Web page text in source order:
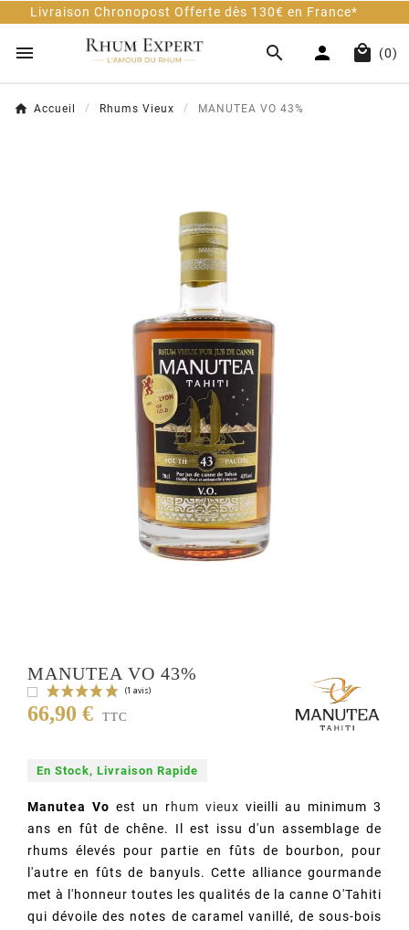
Chronopost Offerte dès 130€ en France*
    (0)
Accueil Rhums Vieux MANUTEA VO 43%
MANUTEA VO 43%
66,90 € TTC
En Stock, Livraison Rapide
Manutea Vo est un rhum vieux vieilli au minimum 3
ans en fût de chêne. Il est issu d'un assemblage de
rhums élevés pour partie en fûts de bourbon, pour
l'autre en fûts de banyuls. Cette alliance gourmande
met à l'honneur toutes les qualités de la canne O'Tahiti
qui dévoile des notes de caramel vanillé, de sous-bois